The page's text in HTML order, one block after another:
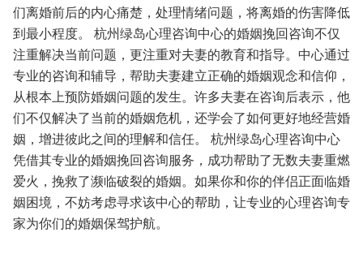
们离婚前后的内心痛楚，处理情绪问题，将离婚的伤害降低
到最小程度。
杭州绿岛心理咨询中心的婚姻挽回咨询不仅
注重解决当前问题，更注重对夫妻的教育和指导。中心通过
专业的咨询和辅导，帮助夫妻建立正确的婚姻观念和信仰，
从根本上预防婚姻问题的发生。许多夫妻在咨询后表示，他
们不仅解决了当前的婚姻危机，还学会了如何更好地经营婚
姻，增进彼此之间的理解和信任。
杭州绿岛心理咨询中心
凭借其专业的婚姻挽回咨询服务，成功帮助了无数夫妻重燃
爱火，挽救了濒临破裂的婚姻。如果你和你的伴侣正面临婚
姻困境，不妨考虑寻求该中心的帮助，让专业的心理咨询专
家为你们的婚姻保驾护航。